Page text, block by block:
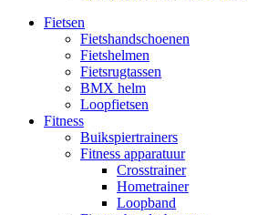
Fietsen
Fietshandschoenen
Fietshelmen
Fietsrugtassen
BMX helm
Loopfietsen
Fitness
Buikspiertrainers
Fitness apparatuur
Crosstrainer
Hometrainer
Loopband